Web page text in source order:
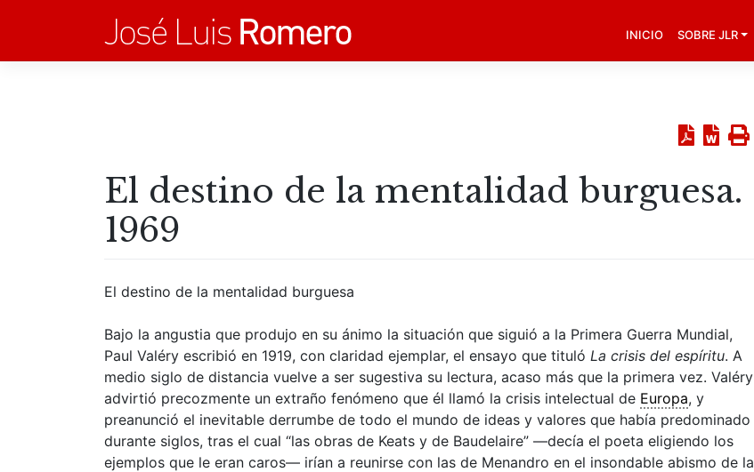
INICIO SOBRE JLR
El destino de la mentalidad burguesa.
1969
El destino de la mentalidad burguesa
Bajo la angustia que produjo en su ánimo la situación que siguió a la Primera Guerra Mundial,
Paul Valéry escribió en 1919, con claridad ejemplar, el ensayo que tituló La crisis del espíritu. A
medio siglo de distancia vuelve a ser sugestiva su lectura, acaso más que la primera vez. Valéry
advirtió precozmente un extraño fenómeno que él llamó la crisis intelectual de Europa, y
preanunció el inevitable derrumbe de todo el mundo de ideas y valores que había predominado
durante siglos, tras el cual “las obras de Keats y de Baudelaire” —decía el poeta eligiendo los
ejemplos que le eran caros— irían a reunirse con las de Menandro en el insondable abismo de la